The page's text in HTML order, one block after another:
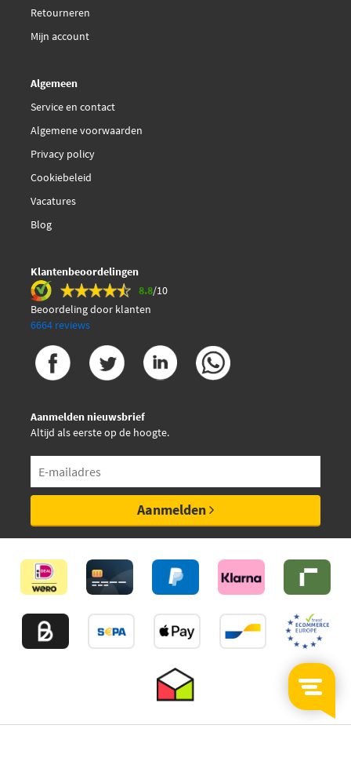
Retourneren
Mijn account
Algemeen
Service en contact
Algemene voorwaarden
Privacy policy
Cookiebeleid
Vacatures
Blog
Klantenbeoordelingen
8.8/10
Beoordeling door klanten
6664 reviews
Aanmelden nieuwsbrief
Altijd als eerste op de hoogte.
Aanmelden